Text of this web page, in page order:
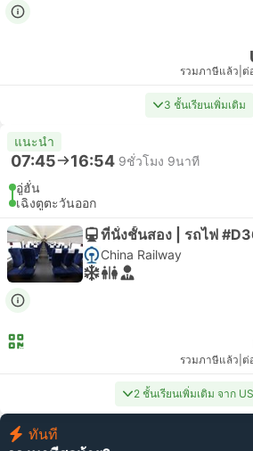
รวมภาษีแล้ว ต่
3 ชั้นเรียนเพิ่มเติม
แนะนำ
07:45 16:54 9ชั่วโมง 9นาที
อู่ฮั่น
เฉิงตูตะวันออก
ที่นั่งชั้นสอง | รถไฟ
China Railway
รวมภาษีแล้ว ต่
2 ชั้นเรียนเพิ่มเติม จาก
ทันที